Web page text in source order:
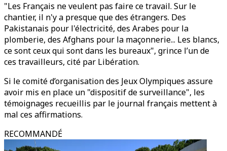
"Les Français ne veulent pas faire ce travail. Sur le
chantier, il n'y a presque que des étrangers. Des
Pakistanais pour l'électricité, des Arabes pour la
plomberie, des Afghans pour la maçonnerie... Les blancs,
ce sont ceux qui sont dans les bureaux", grince l’un de
ces travailleurs, cité par Libération.
Si le comité d’organisation des Jeux Olympiques assure
avoir mis en place un "dispositif de surveillance", les
témoignages recueillis par le journal français mettent à
mal ces affirmations.
RECOMMANDÉ